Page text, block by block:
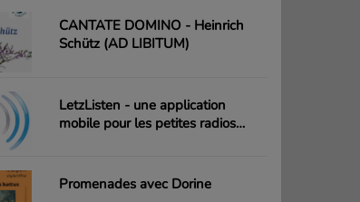
CANTATE DOMINO - Heinrich
Schütz (AD LIBITUM)
LetzListen - une application
mobile pour les petites radios
Promenades avec Dorine